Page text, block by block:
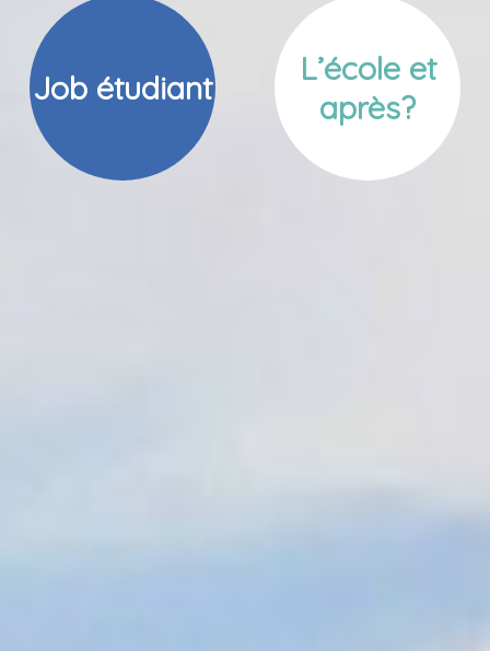
Job étudiant
L’école et
après?